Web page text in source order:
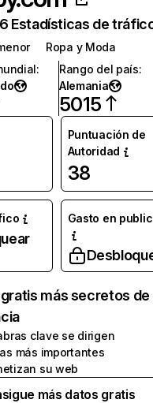
Estadísticas de
Ropa y Moda
:
Rango del país:
Alemania
5015
Puntuación de
Autoridad
38
Gasto en
más secretos de
clave se dirigen
más importantes
su web
más datos gratis